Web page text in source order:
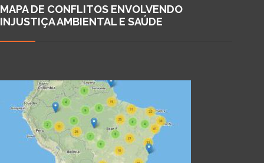
MAPA DE CONFLITOS ENVOLVENDO
INJUSTIÇA AMBIENTAL E SAÚDE